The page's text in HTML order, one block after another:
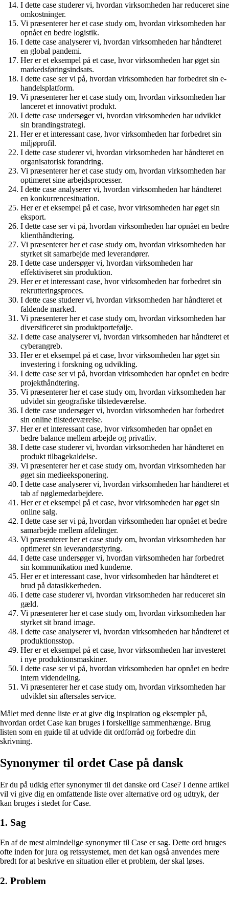
I dette case studerer vi, hvordan virksomheden har reduceret sine
omkostninger.
Vi præsenterer her et case study om, hvordan virksomheden har
opnået en bedre logistik.
I dette case analyserer vi, hvordan virksomheden har håndteret
en global pandemi.
Her er et eksempel på et case, hvor virksomheden har øget sin
markedsføringsindsats.
I dette case ser vi på, hvordan virksomheden har forbedret sin e-
handelsplatform.
Vi præsenterer her et case study om, hvordan virksomheden har
lanceret et innovativt produkt.
I dette case undersøger vi, hvordan virksomheden har udviklet
sin brandingstrategi.
Her er et interessant case, hvor virksomheden har forbedret sin
miljøprofil.
I dette case studerer vi, hvordan virksomheden har håndteret en
organisatorisk forandring.
Vi præsenterer her et case study om, hvordan virksomheden har
optimeret sine arbejdsprocesser.
I dette case analyserer vi, hvordan virksomheden har håndteret
en konkurrencesituation.
Her er et eksempel på et case, hvor virksomheden har øget sin
eksport.
I dette case ser vi på, hvordan virksomheden har opnået en bedre
klienthåndtering.
Vi præsenterer her et case study om, hvordan virksomheden har
styrket sit samarbejde med leverandører.
I dette case undersøger vi, hvordan virksomheden har
effektiviseret sin produktion.
Her er et interessant case, hvor virksomheden har forbedret sin
rekrutteringsproces.
I dette case studerer vi, hvordan virksomheden har håndteret et
faldende marked.
Vi præsenterer her et case study om, hvordan virksomheden har
diversificeret sin produktportefølje.
I dette case analyserer vi, hvordan virksomheden har håndteret et
cyberangreb.
Her er et eksempel på et case, hvor virksomheden har øget sin
investering i forskning og udvikling.
I dette case ser vi på, hvordan virksomheden har opnået en bedre
projekthåndtering.
Vi præsenterer her et case study om, hvordan virksomheden har
udvidet sin geografiske tilstedeværelse.
I dette case undersøger vi, hvordan virksomheden har forbedret
sin online tilstedeværelse.
Her er et interessant case, hvor virksomheden har opnået en
bedre balance mellem arbejde og privatliv.
I dette case studerer vi, hvordan virksomheden har håndteret en
produkt tilbagekaldelse.
Vi præsenterer her et case study om, hvordan virksomheden har
øget sin medieeksponering.
I dette case analyserer vi, hvordan virksomheden har håndteret et
tab af nøglemedarbejdere.
Her er et eksempel på et case, hvor virksomheden har øget sin
online salg.
I dette case ser vi på, hvordan virksomheden har opnået et bedre
samarbejde mellem afdelinger.
Vi præsenterer her et case study om, hvordan virksomheden har
optimeret sin leverandørstyring.
I dette case undersøger vi, hvordan virksomheden har forbedret
sin kommunikation med kunderne.
Her er et interessant case, hvor virksomheden har håndteret et
brud på datasikkerheden.
I dette case studerer vi, hvordan virksomheden har reduceret sin
gæld.
Vi præsenterer her et case study om, hvordan virksomheden har
styrket sit brand image.
I dette case analyserer vi, hvordan virksomheden har håndteret et
produktionsstop.
Her er et eksempel på et case, hvor virksomheden har investeret
i nye produktionsmaskiner.
I dette case ser vi på, hvordan virksomheden har opnået en bedre
intern videndeling.
Vi præsenterer her et case study om, hvordan virksomheden har
udviklet sin aftersales service.
Målet med denne liste er at give dig inspiration og eksempler på,
hvordan ordet Case kan bruges i forskellige sammenhænge. Brug
listen som en guide til at udvide dit ordforråd og forbedre din
skrivning.
Synonymer til ordet Case på dansk
Er du på udkig efter synonymer til det danske ord Case? I denne artikel
vil vi give dig en omfattende liste over alternative ord og udtryk, der
kan bruges i stedet for Case.
1. Sag
En af de mest almindelige synonymer til Case er sag. Dette ord bruges
ofte inden for jura og retssystemet, men det kan også anvendes mere
bredt for at beskrive en situation eller et problem, der skal løses.
2. Problem